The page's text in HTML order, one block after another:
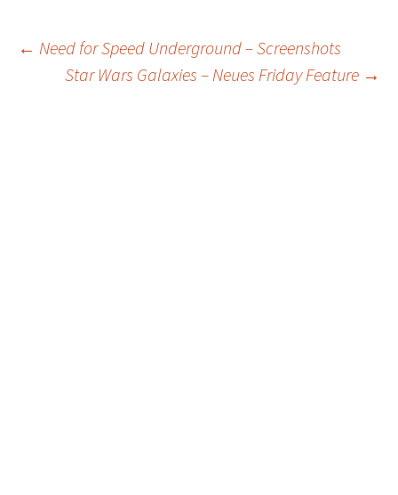
Post
← Need for Speed Underground – Screenshots
Star Wars Galaxies – Neues Friday Feature →